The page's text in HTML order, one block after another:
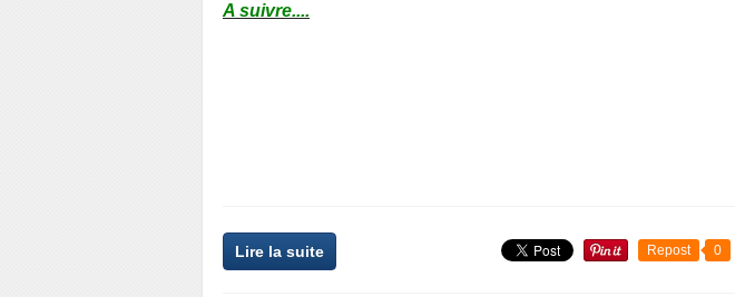
A suivre....
Lire la suite Repost 0